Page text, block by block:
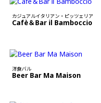
カジュアルイタリアン・ピッツェリア
Cafè＆Bar il Bamboccio
洋食バル
Beer Bar Ma Maison